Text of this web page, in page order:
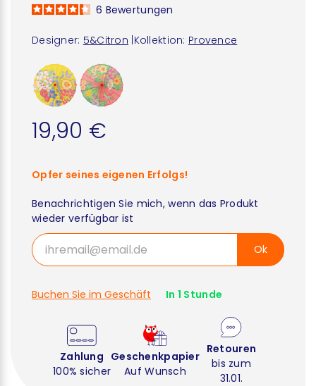
Designer: 5&Citron Kollektion: Provence
6 Bewertungen
19,90 €
Opfer seines eigenen Erfolgs!
Benachrichtigen Sie mich, wenn das Produkt
wieder verfügbar ist
Ok
Buchen Sie im Geschäft In 1 Stunde
Zahlung
100% sicher
Geschenkpapier
Auf Wunsch
Retouren
bis zum
31.01.